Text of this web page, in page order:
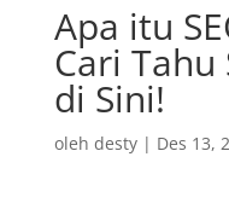
Apa itu
Cari Tahu
di Sini!
oleh desty| Des 13,